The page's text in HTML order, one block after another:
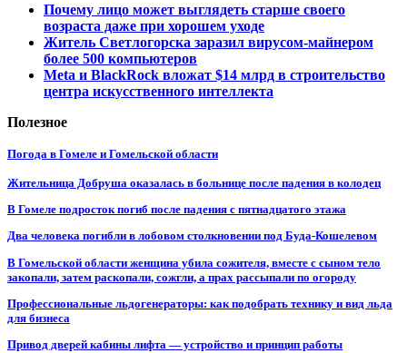
Почему лицо может выглядеть старше своего
возраста даже при хорошем уходе
Житель Светлогорска заразил вирусом-майнером
более 500 компьютеров
Meta и BlackRock вложат $14 млрд в строительство
центра искусственного интеллекта
Полезное
Погода в Гомеле и Гомельской области
Жительница Добруша оказалась в больнице после падения в колодец
В Гомеле подросток погиб после падения с пятнадцатого этажа
Два человека погибли в лобовом столкновении под Буда-Кошелевом
В Гомельской области женщина убила сожителя, вместе с сыном тело
закопали, затем раскопали, сожгли, а прах рассыпали по огороду
Профессиональные льдогенераторы: как подобрать технику и вид льда
для бизнеса
Привод дверей кабины лифта — устройство и принцип работы